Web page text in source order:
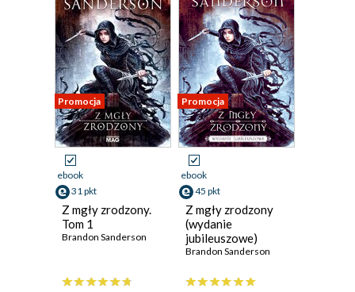
Promocja
ebook
31 pkt
Z mgły zrodzony.
Tom 1
Brandon Sanderson
Promocja
ebook
45 pkt
Z mgły zrodzony
(wydanie
jubileuszowe)
Brandon Sanderson